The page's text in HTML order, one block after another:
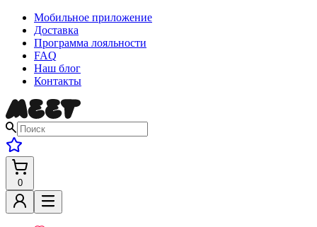
Мобильное приложение
Доставка
Программа лояльности
FAQ
Наш блог
Контакты
0